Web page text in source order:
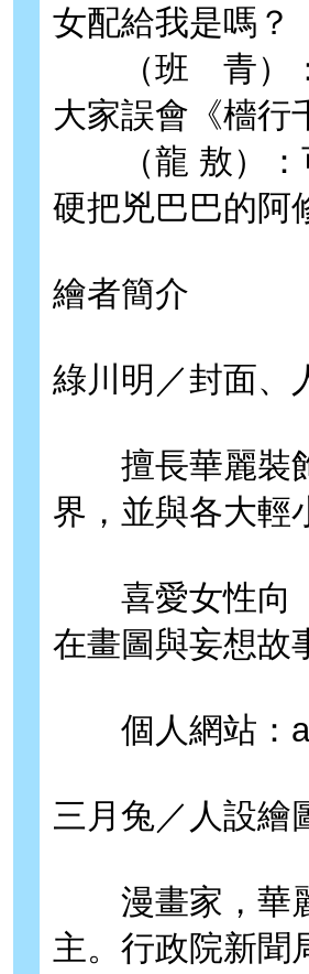
女配給我是嗎？
（班 青）：
大家誤會《檣行
（龍 敖）：
硬把兇巴巴的阿
繪者簡介
綠川明／封面、
擅長華麗裝飾
界，並與各大輕
喜愛女性向（
在畫圖與妄想故
個人網站：
三月兔／人設繪
漫畫家，華麗
主。行政院新聞